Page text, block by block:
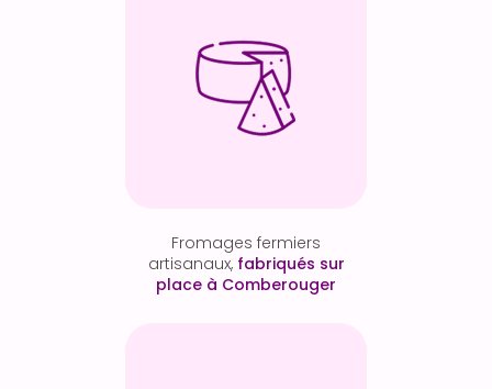
Fromages fermiers
artisanaux, fabriqués sur
place à Comberouger